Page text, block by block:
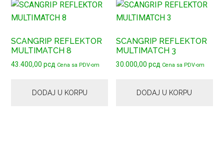
SCANGRIP REFLEKTOR
MULTIMATCH 8
43.400,00рсд Cena sa PDV-om
DODAJ U KORPU
SCANGRIP REFLEKTOR
MULTIMATCH 3
30.000,00рсд Cena sa PDV-om
DODAJ U KORPU